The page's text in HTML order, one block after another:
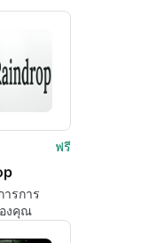
ฟรี
รการ
งคุณ